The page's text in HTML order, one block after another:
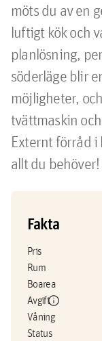
möts du av en
luftigt kök och
planlösning,
söderläge blir
möjligheter,
tvättmaskin
Externt förråd i
allt du behöver!
Fakta
Pris
Rum
Boarea
Avgiftinfo
Våning
Status